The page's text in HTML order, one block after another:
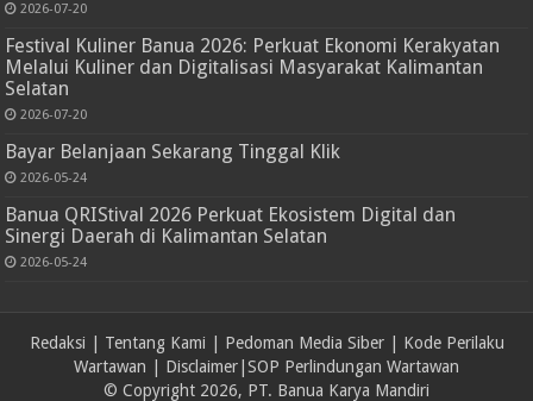
2026-07-20
Festival Kuliner Banua 2026: Perkuat Ekonomi Kerakyatan
Melalui Kuliner dan Digitalisasi Masyarakat Kalimantan
Selatan
2026-07-20
Bayar Belanjaan Sekarang Tinggal Klik
2026-05-24
Banua QRIStival 2026 Perkuat Ekosistem Digital dan
Sinergi Daerah di Kalimantan Selatan
2026-05-24
Redaksi Tentang Kami Pedoman Media Siber| Kode Perilaku
Wartawan
Disclaimer SOP Perlindungan Wartawan
© Copyright 2026, PT. Banua Karya Mandiri